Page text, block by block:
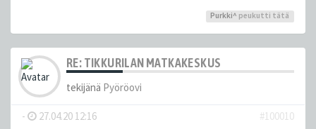
Purkki^ peukutti tätä
RE: TIKKURILAN MATKAKESKUS
tekijänä Pyöröovi
- 27.04.20 12:16
#100010